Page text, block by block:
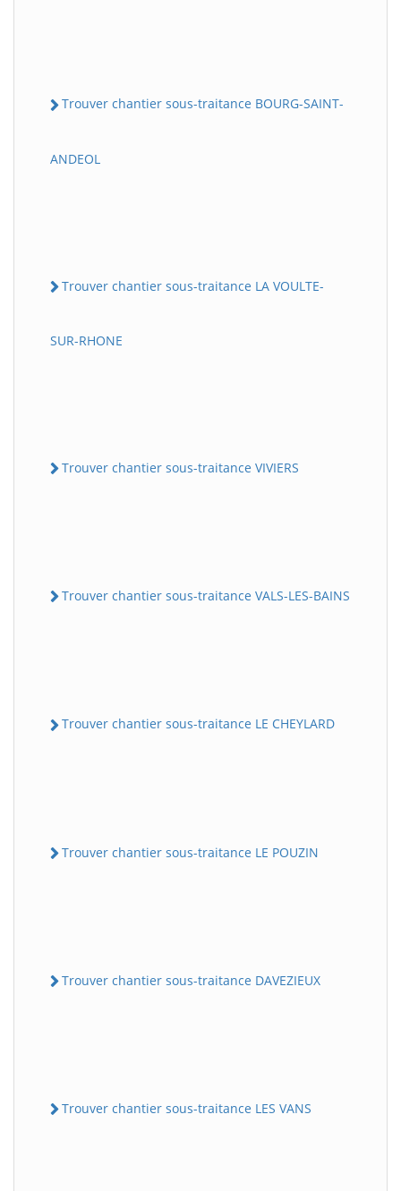
Trouver chantier sous-traitance BOURG-SAINT-
ANDEOL
Trouver chantier sous-traitance LA VOULTE-
SUR-RHONE
Trouver chantier sous-traitance VIVIERS
Trouver chantier sous-traitance VALS-LES-BAINS
Trouver chantier sous-traitance LE CHEYLARD
Trouver chantier sous-traitance LE POUZIN
Trouver chantier sous-traitance DAVEZIEUX
Trouver chantier sous-traitance LES VANS